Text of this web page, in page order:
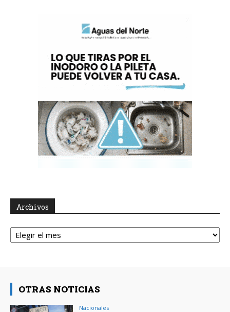
Archivos
Archivos
OTRAS NOTICIAS
Nacionales